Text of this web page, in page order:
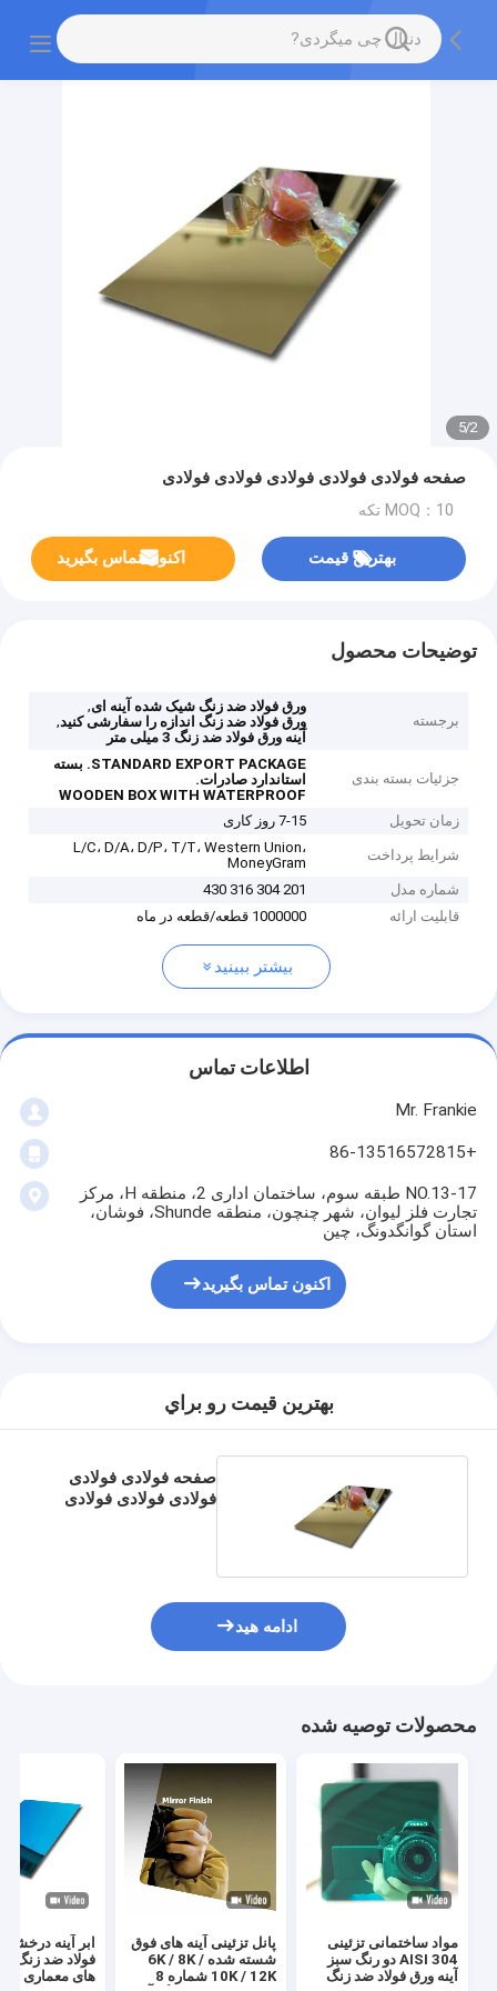
2
/
5
صفحه فولادی فولادی فولادی فولادی فولادی
MOQ：10 تکه
بهترین قیمت اکنون تماس بگیرید
توضیحات محصول
برجسته
ورق فولاد ضد زنگ شیک شده آینه ای,
ورق فولاد ضد زنگ اندازه را سفارشی کنید,
آینه ورق فولاد ضد زنگ 3 میلی متر
جزئیات بسته بندی
STANDARD EXPORT PACKAGE. بسته
استاندارد صادرات.
WOODEN BOX WITH WATERPROOF
زمان تحویل
7-15 روز کاری
شرایط پرداخت
L/C، D/A، D/P، T/T، Western Union،
MoneyGram
شماره مدل
201 304 316 430
قابلیت ارائه
1000000 قطعه/قطعه در ماه
بیشتر ببینید
اطلاعات تماس
Mr. Frankie
+86-13516572815
NO.13-17 طبقه سوم، ساختمان اداری 2، منطقه H، مرکز
تجارت فلز لیوان، شهر چنچون، منطقه Shunde، فوشان،
استان گوانگدونگ، چین
اکنون تماس بگیرید
بهترين قيمت رو براي
صفحه فولادی فولادی
فولادی فولادی فولادی
ادامه هید
محصولات توصیه شده
مواد ساختمانی تزئینی
AISI 304 دو رنگ سبز
آینه ورق فولاد ضد زنگ
پانل تزئینی آینه های فوق
شسته شده 6K / 8K /
10K / 12K شماره 8
ابر آینه
فولاد ضد زنگ
های معماری